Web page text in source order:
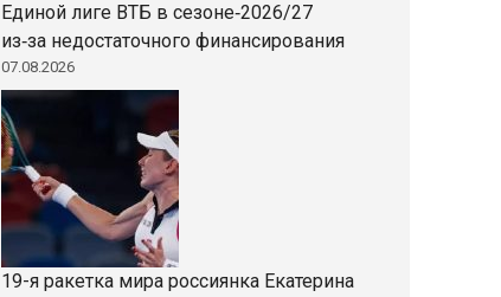
Единой лиге ВТБ в сезоне‑2026/27
из‑за недостаточного финансирования
07.08.2026
19-я ракетка мира россиянка Екатерина